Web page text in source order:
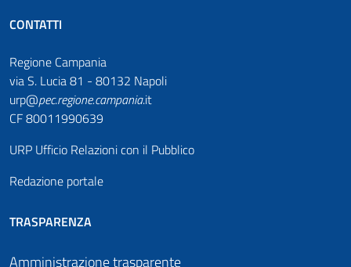
CONTATTI
Regione Campania
via S. Lucia 81 - 80132 Napoli
urp@pec.regione.campania.it
CF 80011990639
URP Ufficio Relazioni con il Pubblico
Redazione portale
TRASPARENZA
Amministrazione trasparente